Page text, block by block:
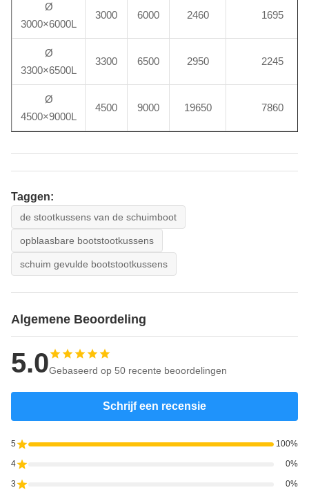
Ø
3000×6000L
3000 6000 2460 1695
Ø
3300×6500L
3300 6500 2950 2245
Ø
4500×9000L
4500 9000 19650 7860
Taggen:
de stootkussens van de schuimboot
opblaasbare bootstootkussens
schuim gevulde bootstootkussens
Algemene Beoordeling
5.0Gebaseerd op 50 recente beoordelingen
Schrijf een recensie
5 100%
4 0%
3 0%